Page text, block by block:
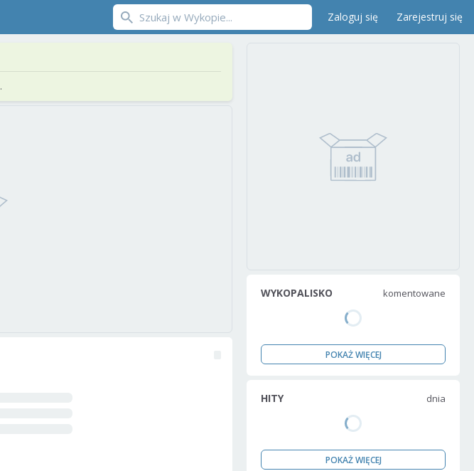
Zaloguj się Zarejestruj się
.
WYKOPALISKO komentowane
POKAŻ WIĘCEJ
HITY dnia
POKAŻ WIĘCEJ